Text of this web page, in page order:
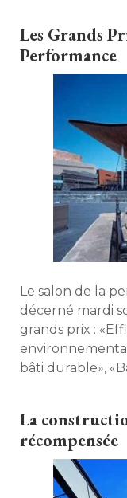
Vignes, dans les
Les Grands
Performance
Le salon de la
décerné mardi
grands prix :
bâti durable»,
La
récompensée